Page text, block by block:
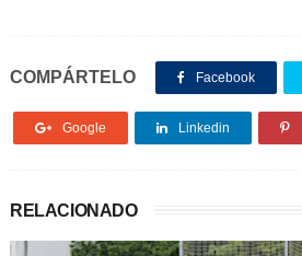
COMPÁRTELO Facebook
Google Linkedin
RELACIONADO